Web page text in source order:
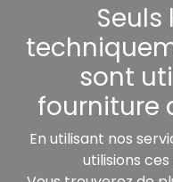
Nos partenaires:
Seuls
sont
fourniture
En utilisant nos
utilisions